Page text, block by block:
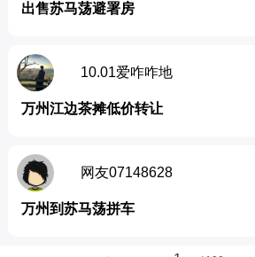
出售苏马荡避署房
10.01爱咋咋地
万州江边茶摊低价转让
网友07148628
万州到苏马荡拼车